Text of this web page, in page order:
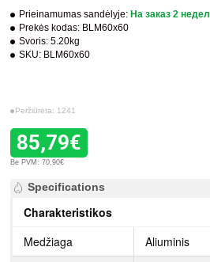
Prieinamumas sandėlyje: На заказ 2
Prekės kodas: BLM60x60
Svoris: 5.20kg
SKU: BLM60x60
Peržiūrėta: 1241
85,79€
Be PVM: 70,90€
Specifications
Charakteristikos
Medžiaga
Aliuminis